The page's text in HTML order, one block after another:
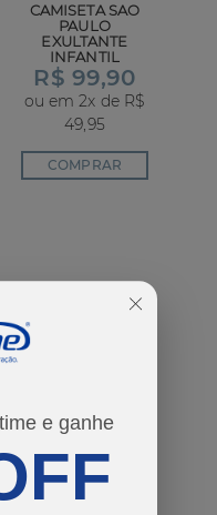
e ganhe
CAMISETA SAO
PAULO
EXULTANTE
INFANTIL
R$ 99,90
ou em 2x de R$
49,95
COMPRAR